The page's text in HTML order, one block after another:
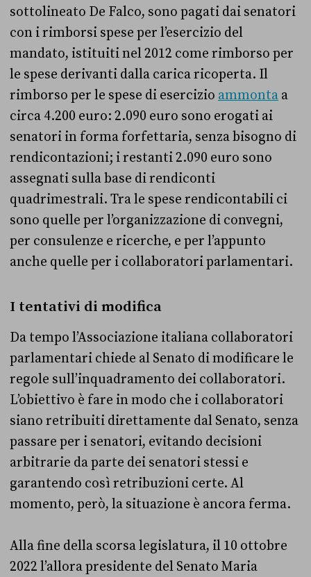
sottolineato De Falco, sono pagati dai senatori
con i rimborsi spese per l’esercizio del
mandato, istituiti nel 2012 come rimborso per
le spese derivanti dalla carica ricoperta. Il
rimborso per le spese di esercizio ammonta a
circa 4.200 euro: 2.090 euro sono erogati ai
senatori in forma forfettaria, senza bisogno di
rendicontazioni; i restanti 2.090 euro sono
assegnati sulla base di rendiconti
quadrimestrali. Tra le spese rendicontabili ci
sono quelle per l’organizzazione di convegni,
per consulenze e ricerche, e per l’appunto
anche quelle per i collaboratori parlamentari.
I tentativi di modifica
Da tempo l’Associazione italiana collaboratori
parlamentari chiede al Senato di modificare le
regole sull’inquadramento dei collaboratori.
L’obiettivo è fare in modo che i collaboratori
siano retribuiti direttamente dal Senato, senza
passare per i senatori, evitando decisioni
arbitrarie da parte dei senatori stessi e
garantendo così retribuzioni certe. Al
momento, però, la situazione è ancora ferma.
Alla fine della scorsa legislatura, il 10 ottobre
2022 l’allora presidente del Senato Maria